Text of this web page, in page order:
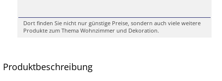
Dort finden Sie nicht nur günstige Preise, sondern auch viele weitere
Produkte zum Thema Wohnzimmer und Dekoration.
Produktbeschreibung